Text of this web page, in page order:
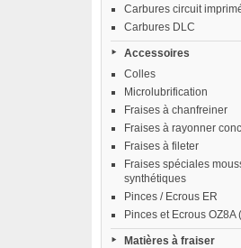
Carbures circuit
Carbures DLC
Accessoires
Colles
Microlubrification
Fraises à chanfreiner
Fraises à rayonner
Fraises à fileter
Fraises spéciales
synthétiques
Pinces / Ecrous ER
Pinces et Ecrous OZ8A
Matières à fraiser